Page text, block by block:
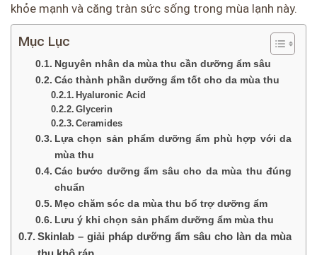
khỏe mạnh và căng tràn sức sống trong mùa lạnh này.
Mục Lục
Nguyên nhân da mùa thu cần dưỡng ẩm sâu
Các thành phần dưỡng ẩm tốt cho da mùa thu
Hyaluronic Acid
Glycerin
Ceramides
Lựa chọn sản phẩm dưỡng ẩm phù hợp với da
mùa thu
Các bước dưỡng ẩm sâu cho da mùa thu đúng
chuẩn
Mẹo chăm sóc da mùa thu bổ trợ dưỡng ẩm
Lưu ý khi chọn sản phẩm dưỡng ẩm mùa thu
Skinlab – giải pháp dưỡng ẩm sâu cho làn da mùa